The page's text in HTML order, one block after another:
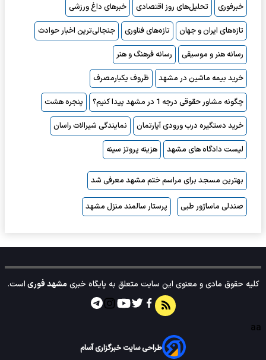
خبرفوری تحلیل‌های روز اقتصادی
خبرهای داغ ورزشی
تازه‌های ایران و جهان
تازه‌های فناوری
جنجالی‌ترین اخبار حوادث
رسانه هنر و موسیقی
رسانه فرهنگ و هنر
خرید بیمه ماشین در مشهد
ظروف یکبارمصرف
چگونه مشاور حقوقی درجه 1 در مشهد پیدا کنیم؟
پنجره هشت
خرید دستگیره درب ورودی آپارتمان
نمایندگی شیرالات راسان
لیست دادگاه های مشهد
هزینه پروتز سینه
بهترین مسجد برای مراسم ختم مشهد معرفی شد
صندلی ماساژور طبی پرستار سالمند منزل مشهد
کلیه حقوق مادی و معنوی این سایت متعلق به پایگاه خبریمشهد فوریاست.
aa
طراحی سایت خبرگزاری آسام